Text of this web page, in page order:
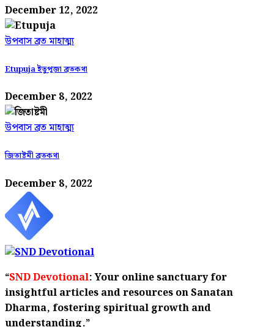
December 12, 2022
উপবাস ব্রত মাহাত্ম্য
Etupuja ইতুপূজা ব্রতকথা
December 8, 2022
উপবাস ব্রত মাহাত্ম্য
জিতাষ্টমী ব্রতকথা
December 8, 2022
“SND Devotional: Your online sanctuary for
insightful articles and resources on Sanatan
Dharma, fostering spiritual growth and
understanding.”